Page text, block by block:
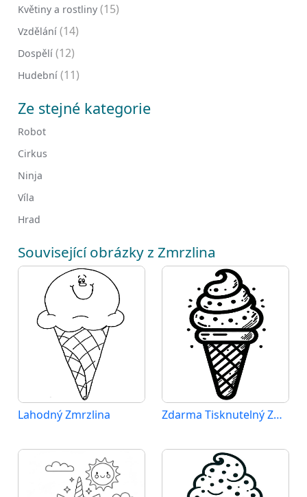
Květiny a rostliny (15)
Vzdělání (14)
Dospělí (12)
Hudební (11)
Ze stejné kategorie
Robot
Cirkus
Ninja
Víla
Hrad
Související obrázky z Zmrzlina
Lahodný Zmrzlina Zdarma Tisknutelný Zmrzlina